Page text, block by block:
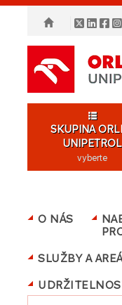
SKUPINA
UNIPETROL
vyberte
O NÁS
SLUŽBY A